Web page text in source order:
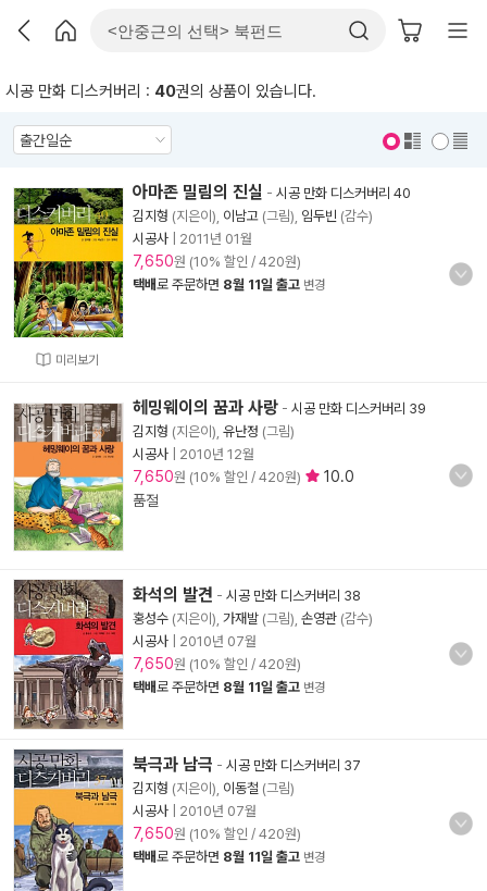
시공 만화 디스커버리 : 40권의 상품이 있습니다.
미리보기
아마존 밀림의 진실 - 시공 만화 디스커버리 40
김지형 (지은이), 이남고 (그림), 임두빈 (감수)
시공사
2011년 01월
7,650원 (10% 할인 / 420원)
택배로 주문하면 8월 11일 출고 변경
헤밍웨이의 꿈과 사랑 - 시공 만화 디스커버리 39
김지형 (지은이), 유난정 (그림)
시공사
2010년 12월
7,650원 (10% 할인 / 420원)
10.0
품절
화석의 발견 - 시공 만화 디스커버리 38
홍성수 (지은이), 가재발 (그림), 손영관 (감수)
시공사
2010년 07월
7,650원 (10% 할인 / 420원)
택배로 주문하면 8월 11일 출고 변경
북극과 남극 - 시공 만화 디스커버리 37
김지형 (지은이), 이동철 (그림)
시공사
2010년 07월
7,650원 (10% 할인 / 420원)
택배로 주문하면 8월 11일 출고 변경